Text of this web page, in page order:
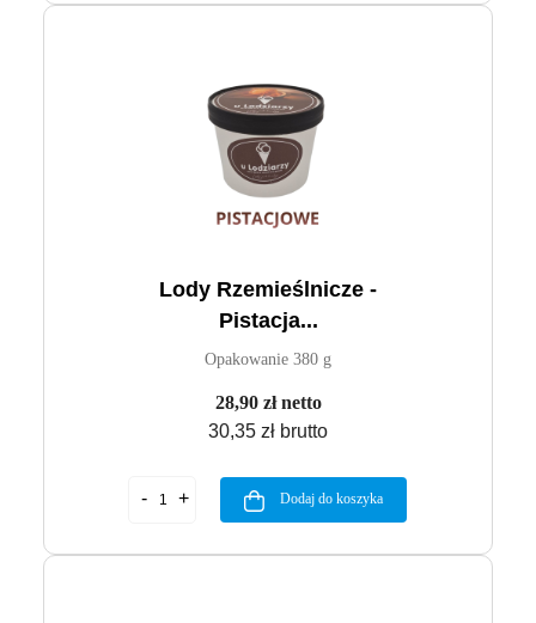
Lody Rzemieślnicze -
Pistacja...
Opakowanie 380 g
28,90 zł netto
30,35 zł brutto
Dodaj do koszyka